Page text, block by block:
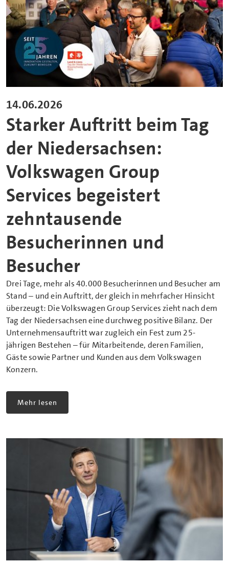
14.06.2026
Starker Auftritt beim Tag
der Niedersachsen:
Volkswagen Group
Services begeistert
zehntausende
Besucherinnen und
Besucher
Drei Tage, mehr als 40.000 Besucherinnen und Besucher am
Stand – und ein Auftritt, der gleich in mehrfacher Hinsicht
überzeugt: Die Volkswagen Group Services zieht nach dem
Tag der Niedersachsen eine durchweg positive Bilanz. Der
Unternehmensauftritt war zugleich ein Fest zum 25-
jährigen Bestehen – für Mitarbeitende, deren Familien,
Gäste sowie Partner und Kunden aus dem Volkswagen
Konzern.
Mehr lesen